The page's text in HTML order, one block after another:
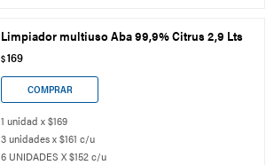
Limpiador multiuso Aba 99,9% Citrus 2,9 Lts
$169
1 unidad x $169
3 unidades x $161 c/u
6 UNIDADES X $152 c/u